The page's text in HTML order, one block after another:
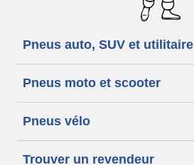
Pneus auto, SUV et utilitaire
Pneus moto et scooter
Pneus vélo
Trouver un revendeur